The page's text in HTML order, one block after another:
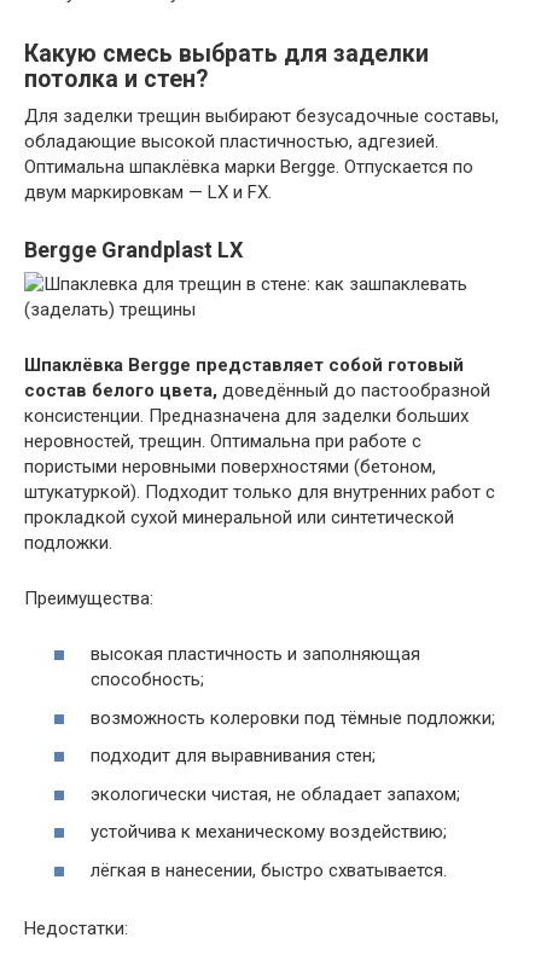
Какую смесь выбрать для заделки
потолка и стен?
Для заделки трещин выбирают безусадочные составы,
обладающие высокой пластичностью, адгезией.
Оптимальна шпаклёвка марки Bergge. Отпускается по
двум маркировкам — LX и FX.
Bergge Grandplast LX
Шпаклёвка Bergge представляет собой готовый
состав белого цвета, доведённый до пастообразной
консистенции. Предназначена для заделки больших
неровностей, трещин. Оптимальна при работе с
пористыми неровными поверхностями (бетоном,
штукатуркой). Подходит только для внутренних работ с
прокладкой сухой минеральной или синтетической
подложки.
Преимущества:
высокая пластичность и заполняющая
способность;
возможность колеровки под тёмные подложки;
подходит для выравнивания стен;
экологически чистая, не обладает запахом;
устойчива к механическому воздействию;
лёгкая в нанесении, быстро схватывается.
Недостатки: